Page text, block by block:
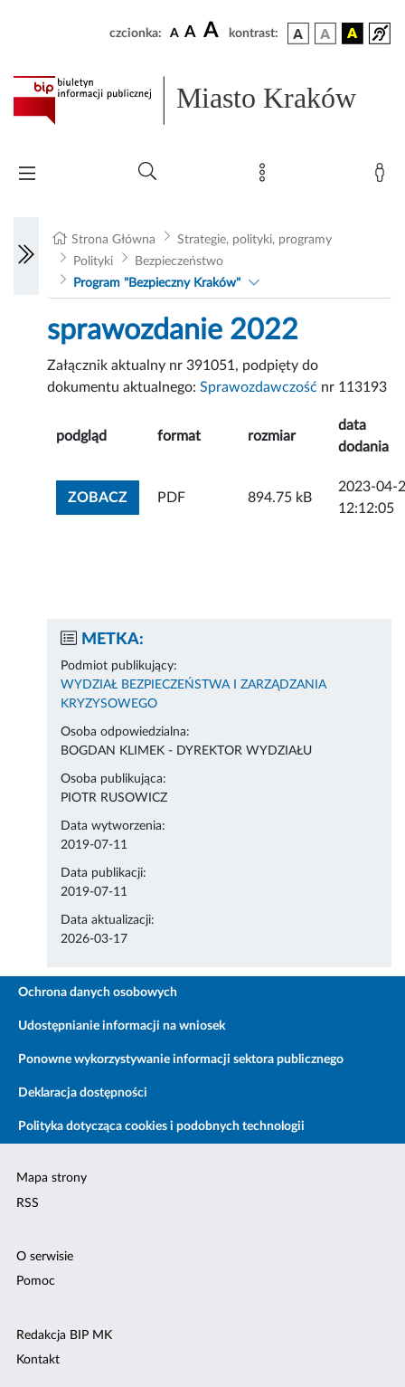
czcionka: A A A kontrast:
Miasto Kraków
Strona Główna
Strategie, polityki, programy
Polityki
Bezpieczeństwo
Program "Bezpieczny Kraków"
sprawozdanie 2022
Załącznik aktualny nr 391051, podpięty do
dokumentu aktualnego:Sprawozdawczość nr 113193
podgląd format rozmiar
data
dodania
ZOBACZZOBACZ ZAŁĄCZNIK
PDF 894.75 kB
2023-04-
12:12:05
METKA:
Podmiot publikujący:
WYDZIAŁ BEZPIECZEŃSTWA I ZARZĄDZANIA
KRYZYSOWEGO
Osoba odpowiedzialna:
BOGDAN KLIMEK - DYREKTOR WYDZIAŁU
Osoba publikująca:
PIOTR RUSOWICZ
Data wytworzenia:
2019-07-11
Data publikacji:
2019-07-11
Data aktualizacji:
2026-03-17
Ochrona danych osobowych
Udostępnianie informacji na wniosek
Ponowne wykorzystywanie informacji sektora publicznego
Deklaracja dostępności
Polityka dotycząca cookies i podobnych technologii
Mapa strony
RSS
O serwisie
Pomoc
Redakcja BIP MK
Kontakt